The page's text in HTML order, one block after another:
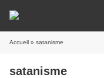
Accueil » satanisme
satanisme